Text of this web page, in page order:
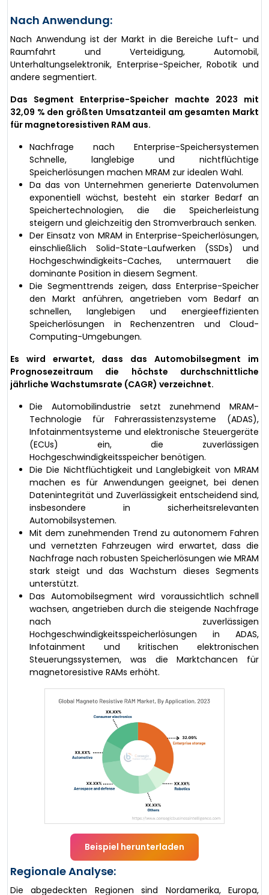
Nach Anwendung:
Nach Anwendung ist der Markt in die Bereiche Luft- und
Raumfahrt und Verteidigung, Automobil,
Unterhaltungselektronik, Enterprise-Speicher, Robotik und
andere segmentiert.
Das Segment Enterprise-Speicher machte 2023 mit
32,09 % den größten Umsatzanteil am gesamten Markt
für magnetoresistiven RAM aus.
Nachfrage nach Enterprise-Speichersystemen
Schnelle, langlebige und nichtflüchtige
Speicherlösungen machen MRAM zur idealen Wahl.
Da das von Unternehmen generierte Datenvolumen
exponentiell wächst, besteht ein starker Bedarf an
Speichertechnologien, die die Speicherleistung
steigern und gleichzeitig den Stromverbrauch senken.
Der Einsatz von MRAM in Enterprise-Speicherlösungen,
einschließlich Solid-State-Laufwerken (SSDs) und
Hochgeschwindigkeits-Caches, untermauert die
dominante Position in diesem Segment.
Die Segmenttrends zeigen, dass Enterprise-Speicher
den Markt anführen, angetrieben vom Bedarf an
schnellen, langlebigen und energieeffizienten
Speicherlösungen in Rechenzentren und Cloud-
Computing-Umgebungen.
Es wird erwartet, dass das Automobilsegment im
Prognosezeitraum die höchste durchschnittliche
jährliche Wachstumsrate (CAGR) verzeichnet.
Die Automobilindustrie setzt zunehmend MRAM-
Technologie für Fahrerassistenzsysteme (ADAS),
Infotainmentsysteme und elektronische Steuergeräte
(ECUs) ein, die zuverlässigen
Hochgeschwindigkeitsspeicher benötigen.
Die Die Nichtflüchtigkeit und Langlebigkeit von MRAM
machen es für Anwendungen geeignet, bei denen
Datenintegrität und Zuverlässigkeit entscheidend sind,
insbesondere in sicherheitsrelevanten
Automobilsystemen.
Mit dem zunehmenden Trend zu autonomem Fahren
und vernetzten Fahrzeugen wird erwartet, dass die
Nachfrage nach robusten Speicherlösungen wie MRAM
stark steigt und das Wachstum dieses Segments
unterstützt.
Das Automobilsegment wird voraussichtlich schnell
wachsen, angetrieben durch die steigende Nachfrage
nach zuverlässigen
Hochgeschwindigkeitsspeicherlösungen in ADAS,
Infotainment und kritischen elektronischen
Steuerungssystemen, was die Marktchancen für
magnetoresistive RAMs erhöht.
Beispiel herunterladen
Regionale Analyse:
Die abgedeckten Regionen sind Nordamerika, Europa,